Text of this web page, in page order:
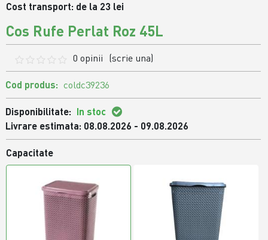
Cost transport: de la 23 lei
Cos Rufe Perlat Roz 45L
0 opinii (scrie una)
Cod produs: coldc39236
Disponibilitate: In stoc
Livrare estimata: 08.08.2026 - 09.08.2026
Capacitate